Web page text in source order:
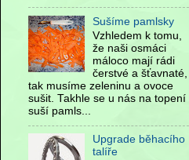
Sušíme pamlsky
Vzhledem k tomu,
že naši osmáci
máloco mají rádi
čerstvé a šťavnaté,
tak musíme zeleninu a ovoce
sušit. Takhle se u nás na topení
suší pamls...
Upgrade běhacího
talíře